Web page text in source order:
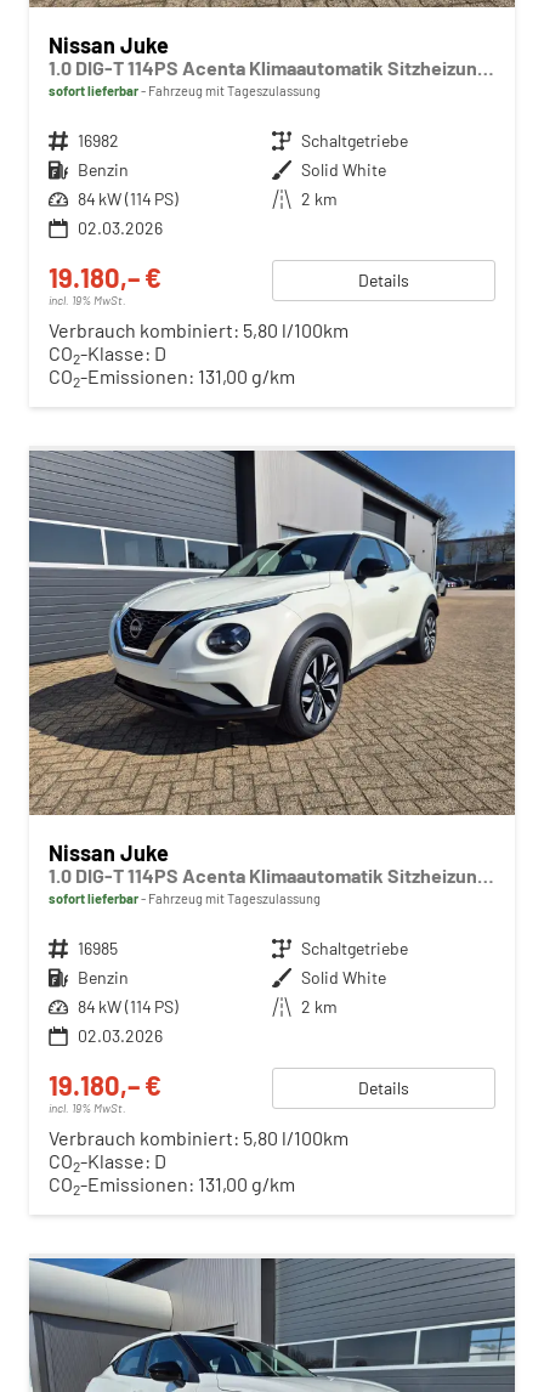
Nissan Juke
1.0 DIG-T 114PS Acenta Klimaautomatik Sitzheizung Rückf.Kamera Bluetooth Touchscreen wireless Apple CarPlay Android Auto
sofort lieferbar Fahrzeug mit Tageszulassung
Fahrzeugnr. 16982 Getriebe Schaltgetriebe
Kraftstoff Benzin Außenfarbe Solid White
Leistung 84 kW (114 PS) Kilometerstand 2 km
02.03.2026
19.180,– €
incl. 19% MwSt.
Details
Verbrauch kombiniert: 5,80 l/100km
CO2-Klasse: D
CO2-Emissionen: 131,00 g/km
Nissan Juke
1.0 DIG-T 114PS Acenta Klimaautomatik Sitzheizung Rückf.Kamera Bluetooth Touchscreen wireless Apple CarPlay Android Auto
sofort lieferbar Fahrzeug mit Tageszulassung
Fahrzeugnr. 16985 Getriebe Schaltgetriebe
Kraftstoff Benzin Außenfarbe Solid White
Leistung 84 kW (114 PS) Kilometerstand 2 km
02.03.2026
19.180,– €
incl. 19% MwSt.
Details
Verbrauch kombiniert: 5,80 l/100km
CO2-Klasse: D
CO2-Emissionen: 131,00 g/km